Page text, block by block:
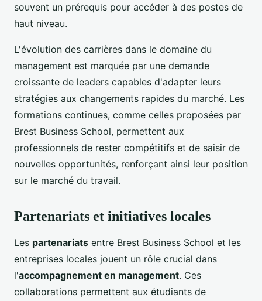
souvent un prérequis pour accéder à des postes de
haut niveau.
L'évolution des carrières dans le domaine du
management est marquée par une demande
croissante de leaders capables d'adapter leurs
stratégies aux changements rapides du marché. Les
formations continues, comme celles proposées par
Brest Business School, permettent aux
professionnels de rester compétitifs et de saisir de
nouvelles opportunités, renforçant ainsi leur position
sur le marché du travail.
Partenariats et initiatives locales
Les partenariats entre Brest Business School et les
entreprises locales jouent un rôle crucial dans
l'accompagnement en management. Ces
collaborations permettent aux étudiants de